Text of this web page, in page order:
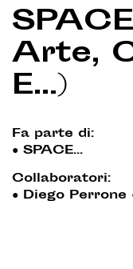
Arte,
E…)
Fa parte di:
● SPACE...
Collaboratori:
● Diego Perrone